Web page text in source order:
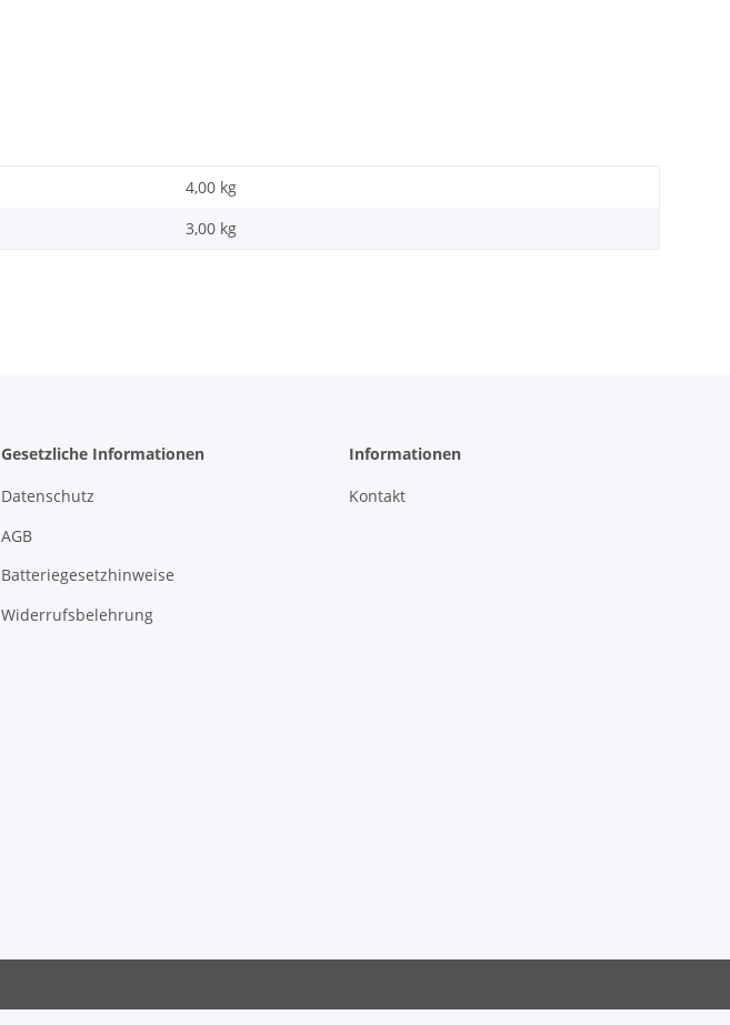
4,00 kg
3,00 kg
Gesetzliche Informationen
Datenschutz
AGB
Batteriegesetzhinweise
Widerrufsbelehrung
Informationen
Kontakt